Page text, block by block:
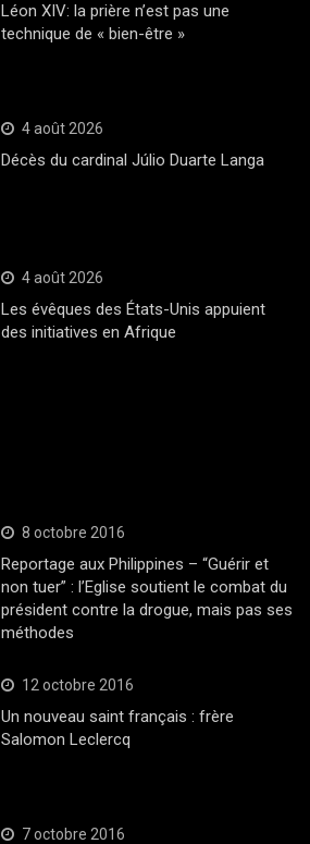
Léon XIV: la prière n’est pas une
technique de « bien-être »
4 août 2026
Décès du cardinal Júlio Duarte Langa
4 août 2026
Les évêques des États-Unis appuient
des initiatives en Afrique
8 octobre 2016
Reportage aux Philippines – “Guérir et
non tuer” : l’Eglise soutient le combat du
président contre la drogue, mais pas ses
méthodes
12 octobre 2016
Un nouveau saint français : frère
Salomon Leclercq
7 octobre 2016